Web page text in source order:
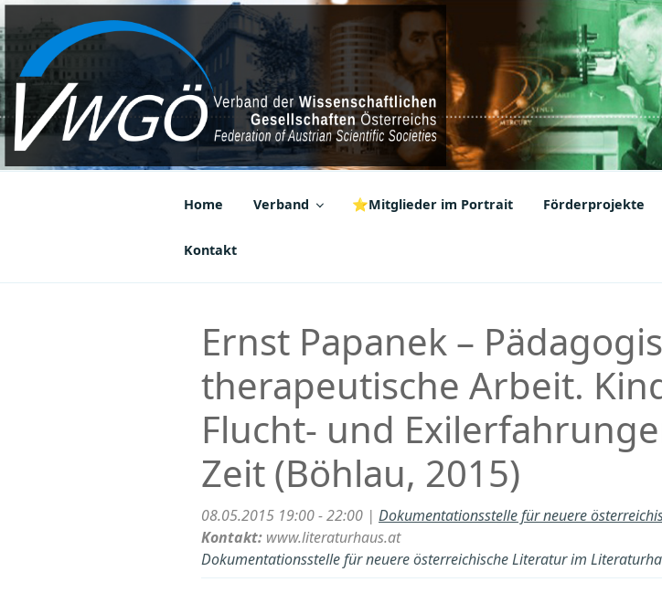
Zum
Inhalt
springen
VWGÖ
Federation of Austrian Scientific Societies
Home Verband ⭐Mitglieder im Portrait Förderprojekte
Kontakt
Ernst Papanek –
therapeutische Arbeit.
Flucht- und
Zeit (Böhlau, 2015)
08.05.2015 19:00 - 22:00 | Dokumentationsstelle für neuere
Kontakt: www.literaturhaus.at
Dokumentationsstelle für neuere österreichische Literatur im